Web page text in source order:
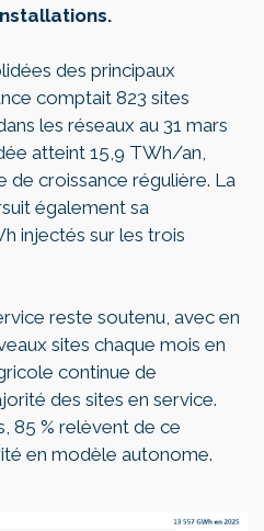
des principaux
comptait 823 sites
les réseaux au 31 mars
atteint 15,9 TWh/an,
croissance régulière. La
également sa
injectés sur les trois
reste soutenu, avec en
sites chaque mois en
continue de
des sites en service.
85 % relèvent de ce
en modèle autonome.